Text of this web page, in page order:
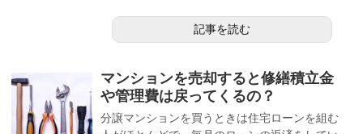
記事を読む
マンションを売却すると修繕積立金
や管理費は戻ってくるの？
分譲マンションを買うときは住宅ローンを組む